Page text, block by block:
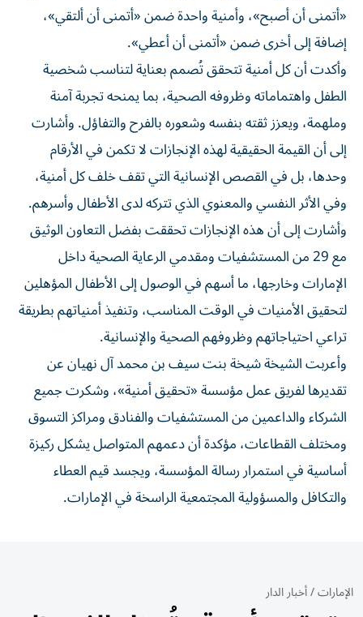
«أتمنى أن أصبح»، وأمنية واحدة ضمن «أتمنى أن ألتقي»،
إضافة إلى أخرى ضمن «أتمنى أن أعطي».
وأكدت أن كل أمنية تتحقق تُصمم بعناية لتناسب شخصية
الطفل واهتماماته وظروفه الصحية، بما يمنحه تجربة آمنة
وملهمة، ويعزز ثقته بنفسه وشعوره بالفرح والتفاؤل. وأشارت
إلى أن القيمة الحقيقية لهذه الإنجازات لا تكمن في الأرقام
وحدها، بل في القصص الإنسانية التي تقف خلف كل أمنية،
وفي الأثر النفسي والمعنوي الذي تتركه لدى الأطفال وأسرهم.
وأشارت إلى أن هذه الإنجازات تحققت بفضل التعاون الوثيق
مع 29 من المستشفيات ومقدمي الرعاية الصحية داخل
الإمارات وخارجها، ما أسهم في الوصول إلى الأطفال المؤهلين
لتحقيق الأمنيات في الوقت المناسب، وتنفيذ أمنياتهم بطريقة
تراعي احتياجاتهم وظروفهم الصحية والإنسانية.
وأعربت الشيخة شيخة بنت سيف بن محمد آل نهيان عن
تقديرها لفريق عمل مؤسسة «تحقيق أمنية»، وشكرت جميع
الشركاء والداعمين من المستشفيات والفنادق ومراكز التسوق
ومختلف القطاعات، مؤكدة أن دعمهم المتواصل يشكل ركيزة
أساسية في استمرار رسالة المؤسسة، ويجسد قيم العطاء
والتكافل والمسؤولية المجتمعية الراسخة في الإمارات.
الإمارات/أخبار الدار